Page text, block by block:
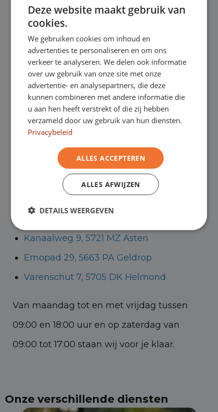
Gratis thuisbezorgd bij online aankoop
Onze showrooms
Je bent van harte welkom in een van onze
showrooms om de occasions te bekijken –
en natuurlijk voor een lekkere kop koffie!
kunt in Asten terecht voor onze
bedrijfswagens en in Oss, Geldrop en
Helmond voor zowel personenauto’s als
bedrijfswagens.
Kanaalweg 9, 5721 MZ Asten
Emopad 29, 5663 PA Geldrop
Varenschut 7, 5705 DK Helmond
Van maandag tot en met vrijdag tussen
09:00 en 18:00 uur en op zaterdag van
09:00 tot 17:00 staan wij voor je klaar.
Onze verschillende diensten
ENGLISH
Deze website maakt gebruik van
cookies.
We gebruiken cookies om inhoud en
advertenties te personaliseren en om ons
verkeer te analyseren. We delen ook informatie
over uw gebruik van onze site met onze
advertentie- en analysepartners, die deze
kunnen combineren met andere informatie die
u aan hen heeft verstrekt of die zij hebben
verzameld door uw gebruik van hun diensten.
Privacybeleid
ALLES ACCEPTEREN
ALLES AFWIJZEN
DETAILS WEERGEVEN